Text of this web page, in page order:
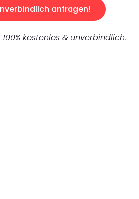
anfragen!
kostenlos & unverbindlich.